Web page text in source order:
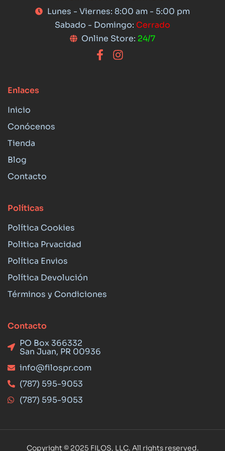
Lunes - Viernes: 8:00 am - 5:00 pm
Sabado - Domingo: Cerrado
Online Store: 24/7
Enlaces
Inicio
Conócenos
Tienda
Blog
Contacto
Políticas
Política Cookies
Politica Prvacidad
Política Envios
Política Devolución
Términos y Condiciones
Contacto
PO Box 366332
San Juan, PR 00936
info@filospr.com
(787) 595-9053
(787) 595-9053
Copyright © 2025 FILOS, LLC. All rights reserved.